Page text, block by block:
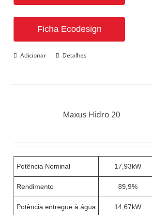
Ficha Ecodesign
Adicionar Detalhes
Maxus Hidro 20
Potência Nominal 17,93kW
Rendimento 89,9%
Potência entregue à água 14,67kW